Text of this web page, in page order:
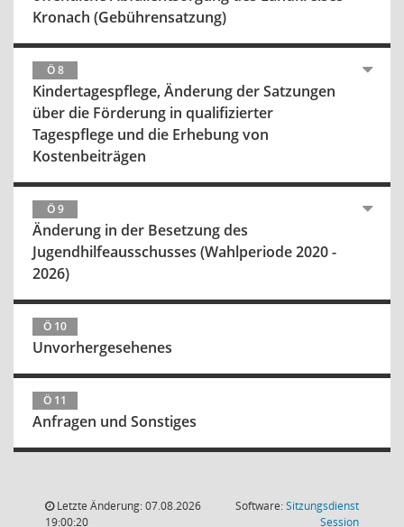
Kronach (Gebührensatzung)
Ö 8
Kindertagespflege, Änderung der Satzungen
über die Förderung in qualifizierter
Tagespflege und die Erhebung von
Kostenbeiträgen
Ö 9
Änderung in der Besetzung des
Jugendhilfeausschusses (Wahlperiode 2020 -
2026)
Ö 10
Unvorhergesehenes
Ö 11
Anfragen und Sonstiges
Letzte Änderung: 07.08.2026
19:00:20
Software:Sitzungsdienst
Session(Wird in